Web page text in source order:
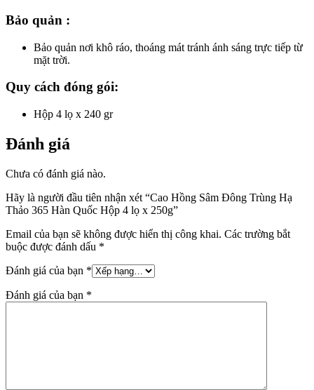
Bảo quản :
Bảo quản nơi khô ráo, thoáng mát tránh ánh sáng trực tiếp từ
mặt trời.
Quy cách đóng gói:
Hộp 4 lọ x 240 gr
Đánh giá
Chưa có đánh giá nào.
Hãy là người đầu tiên nhận xét “Cao Hồng Sâm Đông Trùng Hạ
Thảo 365 Hàn Quốc Hộp 4 lọ x 250g”
Email của bạn sẽ không được hiển thị công khai. Các trường bắt
buộc được đánh dấu *
Đánh giá của bạn *
Đánh giá của bạn *